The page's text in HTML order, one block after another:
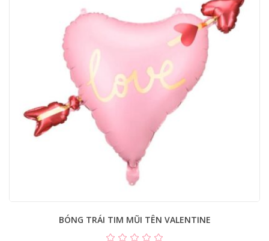
BÓNG TRÁI TIM MŨI TÊN VALENTINE